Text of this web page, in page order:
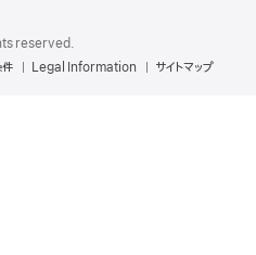
reserved.
件 Legal Information サイトマップ